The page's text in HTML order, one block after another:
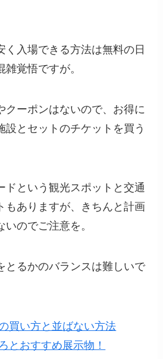
く入場できる方法は無料の日
覚悟ですが。
クーポンはないので、お得に
設とセットのチケットを買う
ドという観光スポットと交通
もありますが、きちんと計画
いのでご注意を。
とるかのバランスは難しいで
買い方と並ばない方法
とおすすめ展示物！